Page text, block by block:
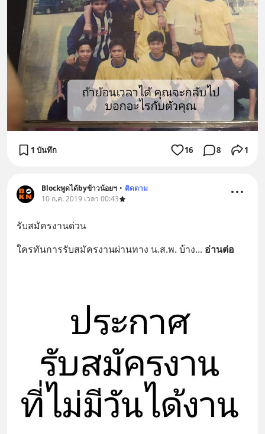
1 บันทึก 16 8 1
Blockพูดได้byข้าวน้อยฯ • ติดตาม
10 ก.ค. 2019 เวลา 00:43
รับสมัครงานด่วน
ใครทันการรับสมัครงานผ่านทาง น.ส.พ. บ้าง... อ่านต่อ